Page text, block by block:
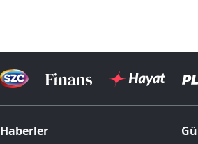
Haberler